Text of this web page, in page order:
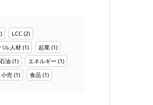
LCC (2)
ル人材 (1) 起業 (1)
石油 (1) エネルギー (1)
小売 (1) 食品 (1)